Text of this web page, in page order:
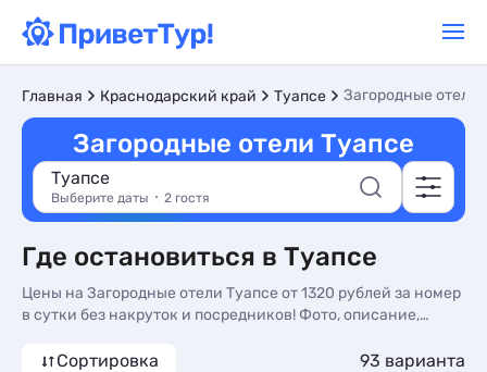
Главная Краснодарский край Туапсе Загородные отели
Загородные отели Туапсе
Туапсе
Выберите даты 2 гостя
Где остановиться в Туапсе
Цены на Загородные отели Туапсе от 1320 рублей за номер
в сутки без накруток и посредников! Фото, описание,
по доступным ценам на сайте ПриветТур
Сортировка 93 варианта